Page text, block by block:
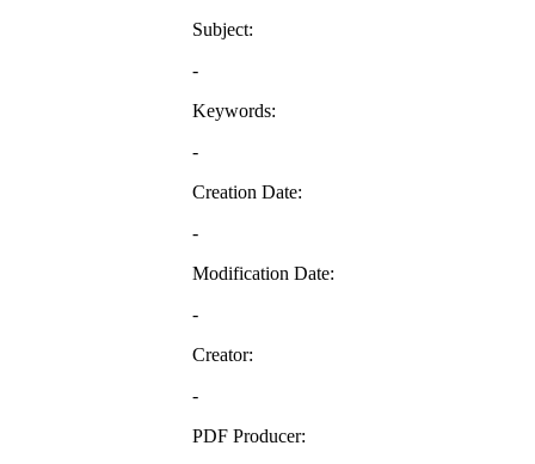
Subject:
-
Keywords:
-
Creation Date:
-
Modification Date:
-
Creator:
-
PDF Producer: